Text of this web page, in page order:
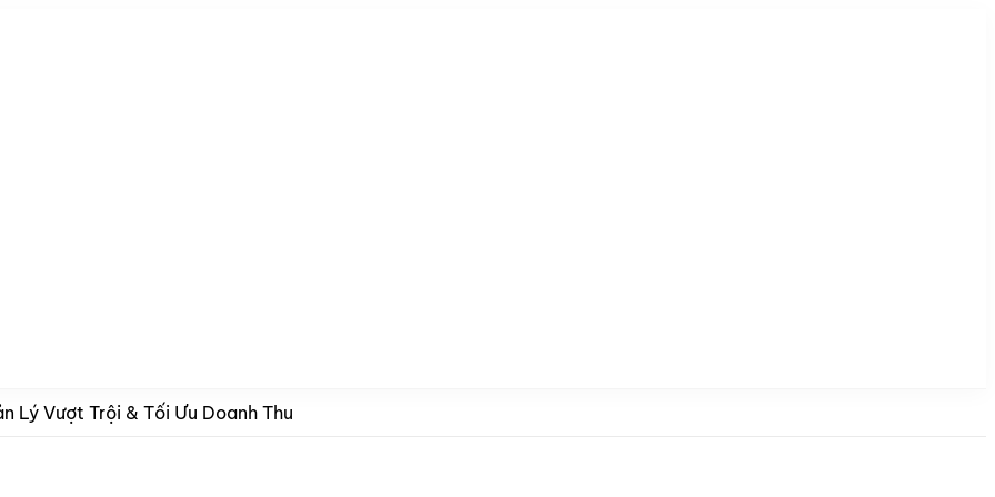
Lý Vượt Trội & Tối Ưu Doanh Thu